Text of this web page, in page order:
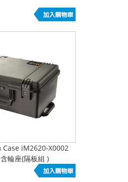
iM2620-X0002
輪座(隔板組 )